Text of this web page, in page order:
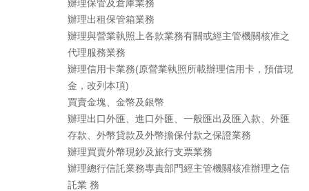
辦理保管及倉庫業務
辦理出租保管箱業務
辦理與營業執照上各款業務有關或經主管機關核准之
代理服務業務
辦理信用卡業務(原營業執照所載辦理信用卡，預借現
金，改列本項)
買賣金塊、金幣及銀幣
辦理出口外匯、進口外匯、一般匯出及匯入款、外匯
存款、外幣貸款及外幣擔保付款之保證業務
辦理買賣外幣現鈔及旅行支票業務
辦理總行信託業務專責部門經主管機關核准辦理之信
託業 務